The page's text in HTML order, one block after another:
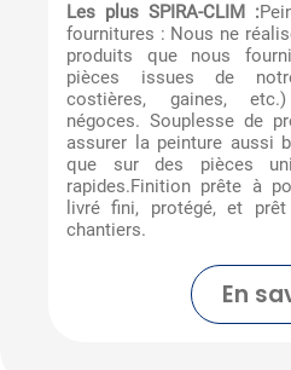
Les plus SPIRA-CLIM :
fournitures : Nous ne
produits que nous
pièces issues de
costières, gaines,
négoces. Souplesse de
assurer la peinture aussi
que sur des pièces
rapides.Finition prête à
livré fini, protégé, et
chantiers.
En